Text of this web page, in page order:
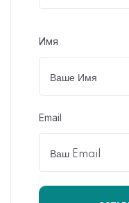
Имя
Email